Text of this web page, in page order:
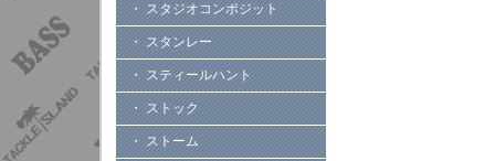
・ スタジオコンポジット
・ スタンレー
・ スティールハント
・ ストック
・ ストーム